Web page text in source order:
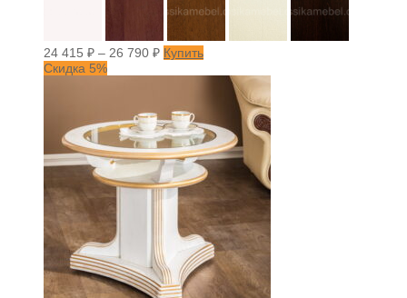
24 415 ₽ – 26 790 ₽ Купить
Скидка 5%